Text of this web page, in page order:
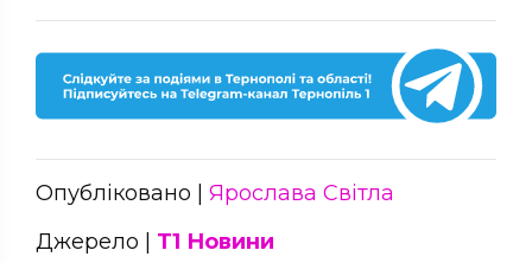
Опубліковано | Ярослава Світла
Джерело | Т1 Новини